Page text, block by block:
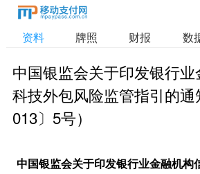
资料 牌照 财报 数
中国银监会关于印发银行
科技外包风险监管指引的
013〕5号）
中国银监会关于印发银行业金融机构